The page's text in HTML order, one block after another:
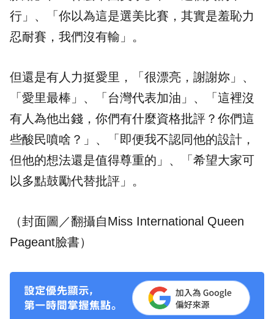
行」、「你以為這是選美比賽，其實是羞恥力
忍耐賽，我們沒有輸」。
但還是有人力挺愛里，「很漂亮，謝謝妳」、
「愛里最棒」、「台灣代表加油」、「這裡沒
有人為他出錢，你們有什麼資格批評？你們這
些酸民噴啥？」、「即便我不認同他的設計，
但他的想法還是值得尊重的」、「希望大家可
以多點鼓勵代替批評」。
（封面圖／翻攝自Miss International Queen
Pageant臉書）